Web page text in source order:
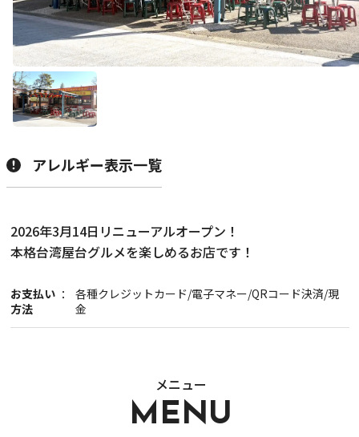
リトルワールドとは
お問い合わせ
アレルギー表示一覧
2026年3月14日リニューアルオープン！
本格台湾屋台グルメを楽しめるお店です！
お支払い
方法
各種クレジットカード/電子マネー/QRコード決済/現
金
メニュー
MENU